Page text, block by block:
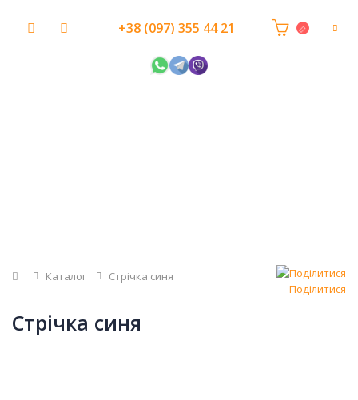
+38 (097) 355 44 21
Головна
Каталог
Стрічка синя
Поділитися
Стрічка синя